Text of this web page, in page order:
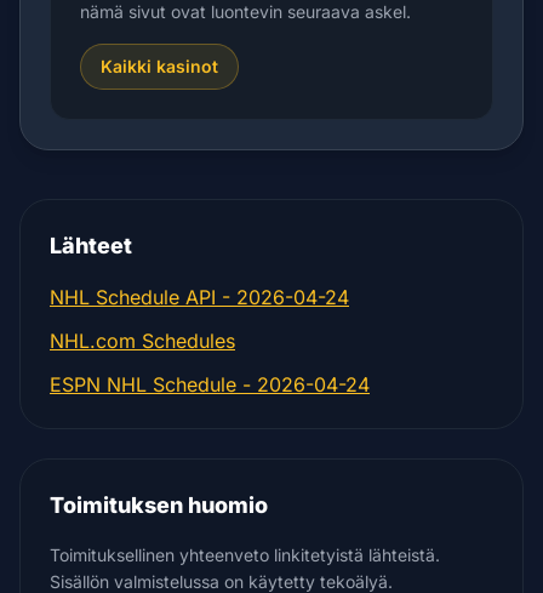
nämä sivut ovat luontevin seuraava askel.
Kaikki kasinot
Lähteet
NHL Schedule API - 2026-04-24
NHL.com Schedules
ESPN NHL Schedule - 2026-04-24
Toimituksen huomio
Toimituksellinen yhteenveto linkitetyistä lähteistä.
Sisällön valmistelussa on käytetty tekoälyä.